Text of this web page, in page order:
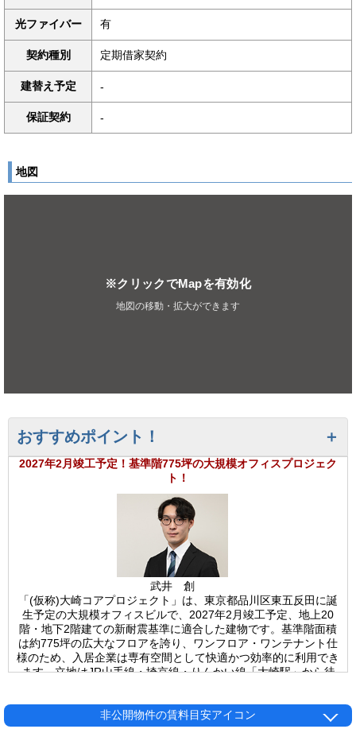
光ファイバー 有
契約種別 定期借家契約
建替え予定 -
保証契約 -
地図
※クリックでMapを有効化
地図の移動・拡大ができます
おすすめポイント！
2027年2月竣工予定！基準階775坪の大規模オフィスプロジェク
ト！
武井 創
「(仮称)大崎コアプロジェクト」は、東京都品川区東五反田に誕
生予定の大規模オフィスビルで、2027年2月竣工予定、地上20
階・地下2階建ての新耐震基準に適合した建物です。基準階面積
は約775坪の広大なフロアを誇り、ワンフロア・ワンテナント仕
様のため、入居企業は専有空間として快適かつ効率的に利用でき
ます。立地はJR山手線・埼京線・りんかい線「大崎駅」から徒
非常に良好です。大崎駅周辺は再開発が進むビジネスエリアで、
非公開物件の賃料目安アイコン